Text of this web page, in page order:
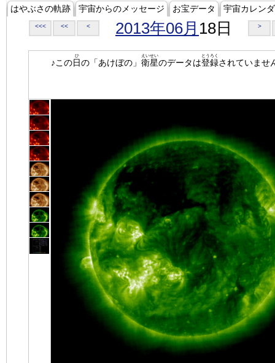
はやぶさの軌跡 宇宙からのメッセージ お宝データ 宇宙カレン
<<< << < 2013年06月 18日 >
♪この日
ひ
の「あけぼの」 衛星
えいせい
のデータは登録
とうろく
されていませ